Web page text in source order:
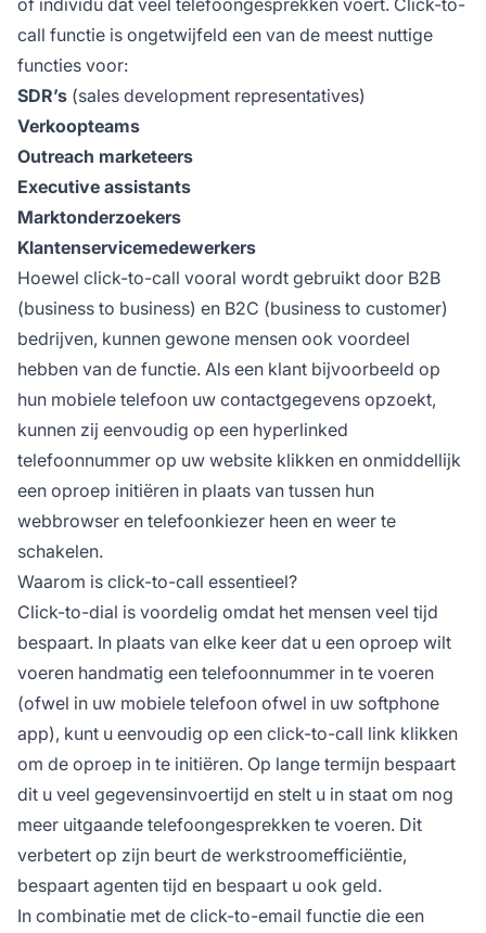
of individu dat veel telefoongesprekken voert. Click-to-
call functie is ongetwijfeld een van de meest nuttige
functies voor:
SDR’s (sales development representatives)
Verkoopteams
Outreach marketeers
Executive assistants
Marktonderzoekers
Klantenservicemedewerkers
Hoewel click-to-call vooral wordt gebruikt door B2B
(business to business) en B2C (business to customer)
bedrijven, kunnen gewone mensen ook voordeel
hebben van de functie. Als een klant bijvoorbeeld op
hun mobiele telefoon uw contactgegevens opzoekt,
kunnen zij eenvoudig op een hyperlinked
telefoonnummer op uw website klikken en onmiddellijk
een oproep initiëren in plaats van tussen hun
webbrowser en telefoonkiezer heen en weer te
schakelen.
Waarom is click-to-call essentieel?
Click-to-dial is voordelig omdat het mensen veel tijd
bespaart. In plaats van elke keer dat u een oproep wilt
voeren handmatig een telefoonnummer in te voeren
(ofwel in uw mobiele telefoon ofwel in uw softphone
app), kunt u eenvoudig op een click-to-call link klikken
om de oproep in te initiëren. Op lange termijn bespaart
dit u veel gegevensinvoertijd en stelt u in staat om nog
meer uitgaande telefoongesprekken te voeren. Dit
verbetert op zijn beurt de werkstroomefficiëntie,
bespaart agenten tijd en bespaart u ook geld.
In combinatie met de click-to-email functie die een